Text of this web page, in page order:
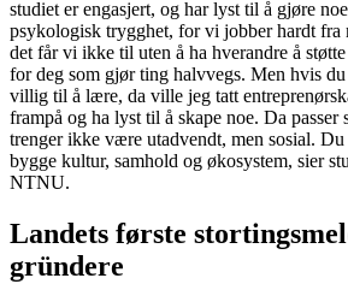
studiet er engasjert, og har lyst til å gjøre
psykologisk trygghet, for vi jobber hardt
det får vi ikke til uten å ha hverandre å
for deg som gjør ting halvvegs. Men hvis
villig til å lære, da ville jeg tatt
frampå og ha lyst til å skape noe. Da passer
trenger ikke være utadvendt, men sosial.
bygge kultur, samhold og økosystem, sier
NTNU.
Landets første
gründere